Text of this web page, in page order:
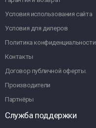
Условия использования сайта
Условия для дилеров
Политика конфиденциальности
Контакты
Договор публичной оферты.
Производители
Партнёры
Служба поддержки